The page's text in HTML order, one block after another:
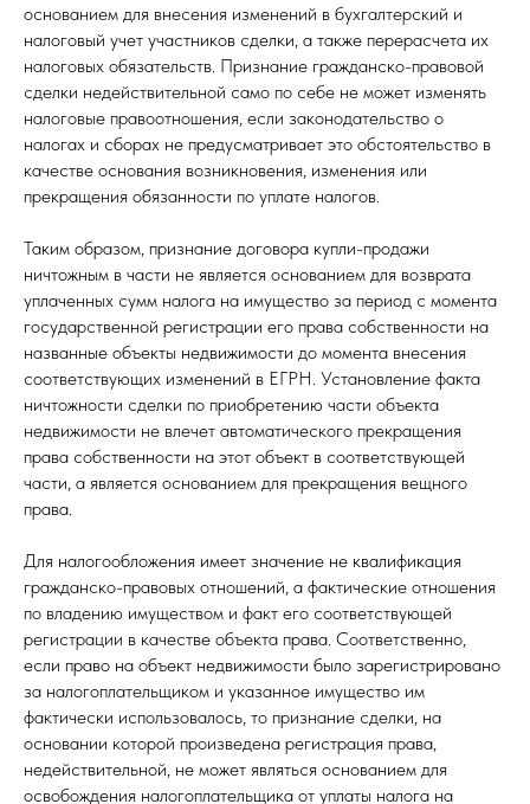
основанием для внесения изменений в бухгалтерский и
налоговый учет участников сделки, а также перерасчета их
налоговых обязательств. Признание гражданско-правовой
сделки недействительной само по себе не может изменять
налоговые правоотношения, если законодательство о
налогах и сборах не предусматривает это обстоятельство в
качестве основания возникновения, изменения или
прекращения обязанности по уплате налогов.
Таким образом, признание договора купли-продажи
ничтожным в части не является основанием для возврата
уплаченных сумм налога на имущество за период с момента
государственной регистрации его права собственности на
названные объекты недвижимости до момента внесения
соответствующих изменений в ЕГРН. Установление факта
ничтожности сделки по приобретению части объекта
недвижимости не влечет автоматического прекращения
права собственности на этот объект в соответствующей
части, а является основанием для прекращения вещного
права.
Для налогообложения имеет значение не квалификация
гражданско-правовых отношений, а фактические отношения
по владению имуществом и факт его соответствующей
регистрации в качестве объекта права. Соответственно,
если право на объект недвижимости было зарегистрировано
за налогоплательщиком и указанное имущество им
фактически использовалось, то признание сделки, на
основании которой произведена регистрация права,
недействительной, не может являться основанием для
освобождения налогоплательщика от уплаты налога на